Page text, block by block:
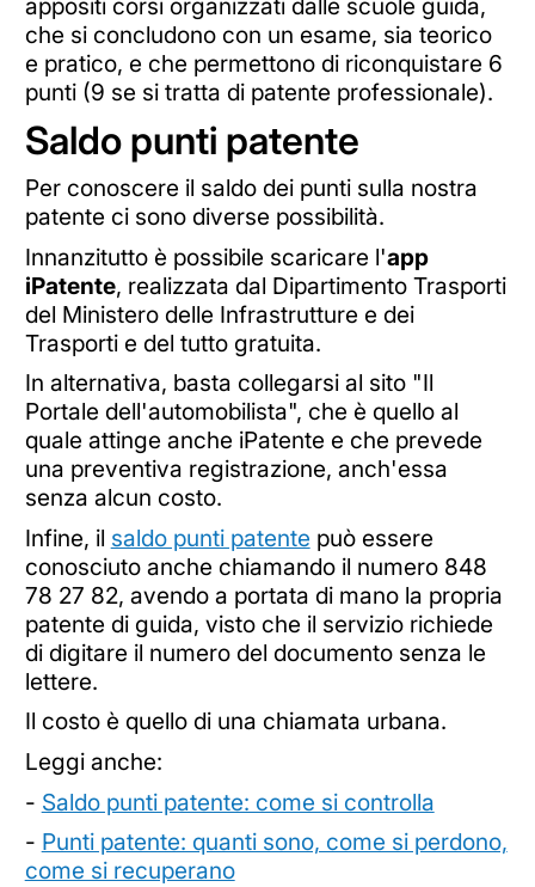
appositi corsi organizzati dalle scuole guida,
che si concludono con un esame, sia teorico
e pratico, e che permettono di riconquistare 6
punti (9 se si tratta di patente professionale).
Saldo punti patente
Per conoscere il saldo dei punti sulla nostra
patente ci sono diverse possibilità.
Innanzitutto è possibile scaricare l'app
iPatente, realizzata dal Dipartimento Trasporti
del Ministero delle Infrastrutture e dei
Trasporti e del tutto gratuita.
In alternativa, basta collegarsi al sito "Il
Portale dell'automobilista", che è quello al
quale attinge anche iPatente e che prevede
una preventiva registrazione, anch'essa
senza alcun costo.
Infine, il saldo punti patente può essere
conosciuto anche chiamando il numero 848
78 27 82, avendo a portata di mano la propria
patente di guida, visto che il servizio richiede
di digitare il numero del documento senza le
lettere.
Il costo è quello di una chiamata urbana.
Leggi anche:
- Saldo punti patente: come si controlla
- Punti patente: quanti sono, come si perdono,
come si recuperano